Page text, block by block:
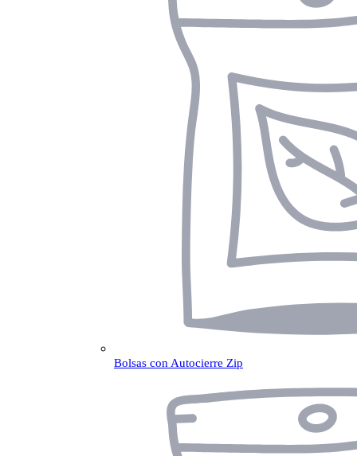
Bolsas con Autocierre Zip